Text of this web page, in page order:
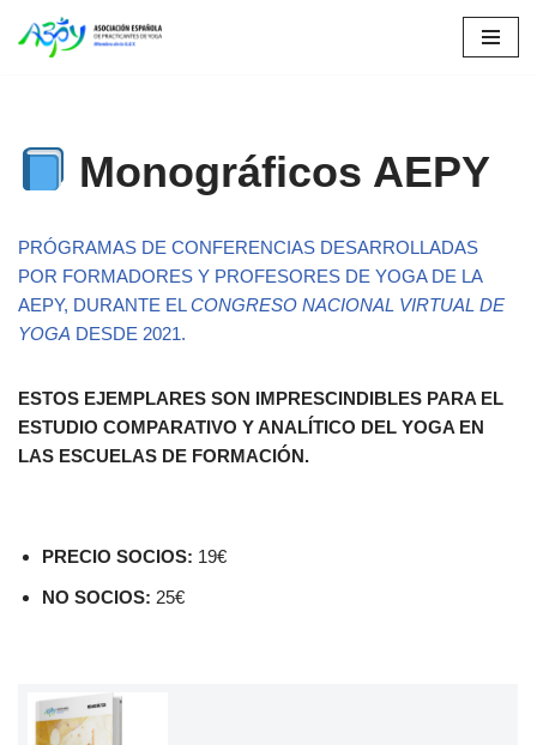
Saltar
Monográficos AEPY
PRÓGRAMAS DE CONFERENCIAS DESARROLLADAS
POR FORMADORES Y PROFESORES DE YOGA DE LA
AEPY, DURANTE ELCONGRESO NACIONAL VIRTUAL DE
YOGA DESDE 2021.
ESTOS EJEMPLARES SON IMPRESCINDIBLES PARA EL
ESTUDIO COMPARATIVO Y ANALÍTICO DEL YOGA EN
LAS ESCUELAS DE FORMACIÓN.
PRECIO SOCIOS: 19€
NO SOCIOS: 25€